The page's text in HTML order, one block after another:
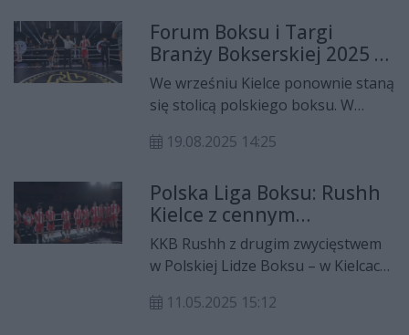
województwa świętokrzyskiego
przyjechało ponad dwa tysiące
uczestników, w tym ponad tysiąc
dzieci i młodzieży.
Forum Boksu i Targi
Branży Bokserskiej 2025 –
święto pięściarstwa w
Polsce
We wrześniu Kielce ponownie staną
się stolicą polskiego boksu. W
halach Targów Kielce odbędzie się
Międzynarodowe Targi Branży
Bokserskiej – wydarzenie, które od
lat przyciąga zarówno zawodników,
trenerów, ekspertów, jak i kibiców
spragnionych emocji na
najwyższym poziomie. Impreza
19.08.2025 14:25
Polska Liga Boksu: Rushh
Kielce z cennym
zwycięstwem
KKB Rushh z drugim zwycięstwem
w Polskiej Lidze Boksu – w Kielcach
Wałbrzych 14:4.
11.05.2025 15:12